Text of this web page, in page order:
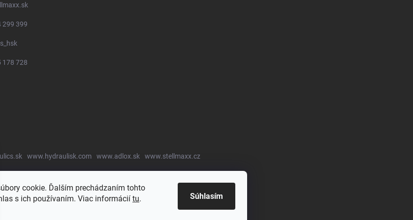
cookie. Ďalším prechádzaním tohto
s ich používaním. Viac informácií tu. Súhlasím
299 399
178 728
www.hydraulisk.com www.adlox.sk www.stellmaxx.cz